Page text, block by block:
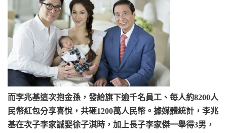
而李兆基這次抱金孫，發給旗下逾千名員工、每人約8200人
民幣紅包分享喜悅，共砸1200萬人民幣。據媒體統計，李兆
基在次子李家誠娶徐子淇時，加上長子李家傑一舉得3男，